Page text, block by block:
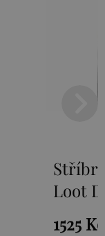
Loot
1525 Kč